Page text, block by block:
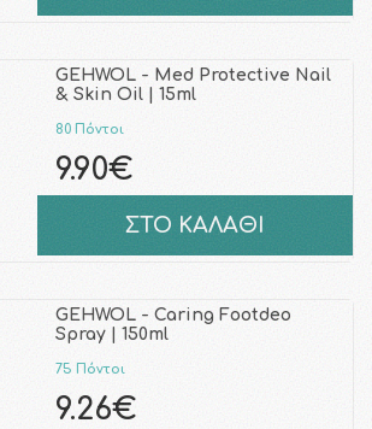
GEHWOL - Med Protective Nail
& Skin Oil | 15ml
80 Πόντοι
9.90€
ΣΤΟ ΚΑΛΑΘΙ
GEHWOL - Caring Footdeo
Spray | 150ml
75 Πόντοι
9.26€